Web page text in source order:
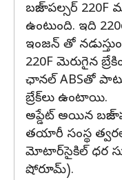
బజాజ్ పల్సర్
ఉంటుంది. ఇది
ఇంజన్ తో
220F మెరుగైన
ఛానల్ ABSతో
బ్రేక్‌లు ఉంటాయి.
అప్డేట్ అయిన బజాజ్
తయారీ సంస్థ
మోటార్‌సైకిల్ ధర
షోరూమ్).